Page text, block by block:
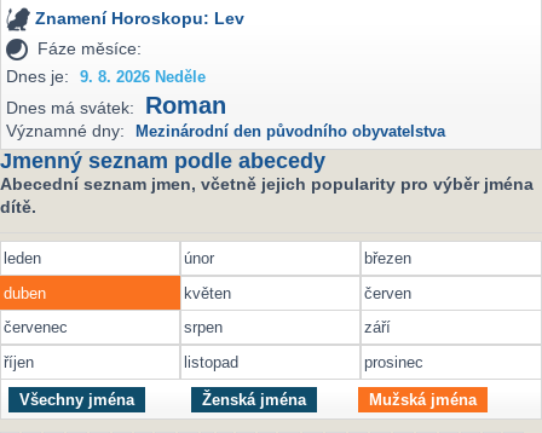
Znamení Horoskopu: Lev
Fáze měsíce:
Dnes je:
9. 8. 2026 Neděle
Dnes má svátek: Roman
Významné dny: Mezinárodní den původního obyvatelstva
Jmenný seznam podle abecedy
Abecední seznam jmen, včetně jejich popularity pro výběr jména
dítě.
leden únor
březen
duben
květen
červen
červenec
srpen
září
říjen
listopad prosinec
Všechny jména Ženská jména Mužská jména